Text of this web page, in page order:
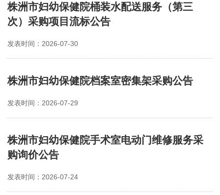
株洲市妇幼保健院桶装水配送服务（第三
次）采购项目流标公告
发表时间：2026-07-30
株洲市妇幼保健院档案室密集架采购公告
发表时间：2026-07-29
株洲市妇幼保健院手术室电动门维修服务采
购询价公告
发表时间：2026-07-24